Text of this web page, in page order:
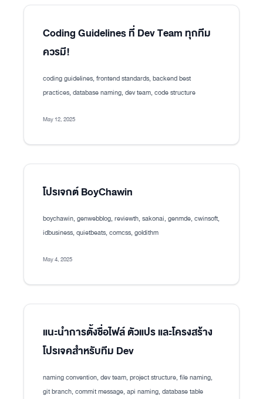
Coding Guidelines ที่ Dev Team ทุกทีม
ควรมี!
coding guidelines, frontend standards, backend best
practices, database naming, dev team, code structure
May 12, 2025
โปรเจกต์ BoyChawin
boychawin, genwebblog, reviewth, sakonai, genmde, cwinsoft,
idbusiness, quietbeats, comcss, goldithm
May 4, 2025
แนะนำการตั้งชื่อไฟล์ ตัวแปร และโครงสร้าง
โปรเจคสำหรับทีม Dev
naming convention, dev team, project structure, file naming,
git branch, commit message, api naming, database table